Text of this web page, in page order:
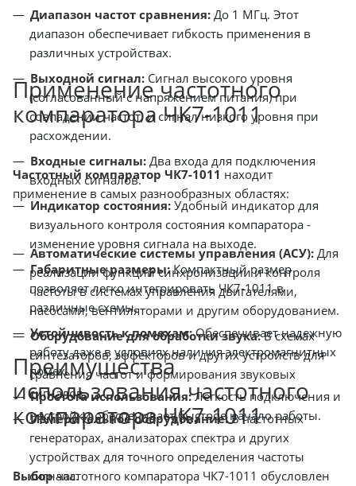
Диапазон частот сравнения: До 1 МГц. Этот
диапазон обеспечивает гибкость применения в
различных устройствах.
Выходной сигнал: Сигнал высокого уровня
(согласованный с напряжением питания) при
совпадении частот, и сигнал низкого уровня при
расхождении.
Входные сигналы: Два входа для подключения
входных сигналов.
Индикатор состояния: Удобный индикатор для
визуального контроля состояния компаратора -
изменение уровня сигнала на выходе.
Габаритные размеры:Компактный размер
позволяет легко интегрировать ЧК7-1011 в
различные схемы.
Устойчивость к помехам:Обеспечивает надежную
работу даже в условиях наличия электромагнитных
помех.
Простота использования:Легкость подключения и
настройки обеспечивает быстрое начало работы.
Применение частотного
компаратора ЧК7-1011
Частотный компаратор ЧК7-1011 находит
применение в самых разнообразных областях:
Автоматические системы управления (АСУ): Для
реализации функций синхронизации и контроля
частоты в системах управления двигателями,
насосами, вентиляторами и другим оборудованием.
Оборудование для обработки звука:В схемах
синтезаторов, эффекторов и других устройств для
сравнения частот и формирования звуковых
сигналов.
Измерительное оборудование:В частотных
генераторах, анализаторах спектра и других
устройствах для точного определения частоты
сигнала.
Преимущества
использования частотного
компаратора ЧК7-1011
Выборчастотного компаратора ЧК7-1011 обусловлен